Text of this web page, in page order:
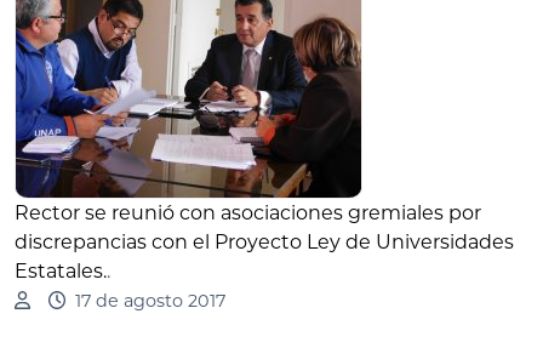
Rector se reunió con asociaciones gremiales por
discrepancias con el Proyecto Ley de Universidades
Estatales..
17 de agosto 2017